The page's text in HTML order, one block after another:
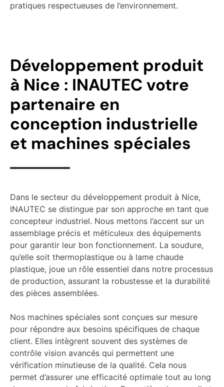
pratiques respectueuses de l’environnement.
Développement produit
à Nice : INAUTEC votre
partenaire en
conception industrielle
et machines spéciales
Dans le secteur du développement produit à Nice,
INAUTEC se distingue par son approche en tant que
concepteur industriel. Nous mettons l’accent sur un
assemblage précis et méticuleux des équipements
pour garantir leur bon fonctionnement. La soudure,
qu’elle soit thermoplastique ou à lame chaude
plastique, joue un rôle essentiel dans notre processus
de production, assurant la robustesse et la durabilité
des pièces assemblées.
Nos machines spéciales sont conçues sur mesure
pour répondre aux besoins spécifiques de chaque
client. Elles intègrent souvent des systèmes de
contrôle vision avancés qui permettent une
vérification minutieuse de la qualité. Cela nous
permet d’assurer une efficacité optimale tout au long